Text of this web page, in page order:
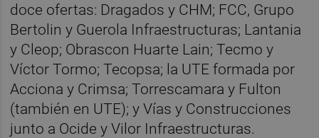
doce ofertas: Dragados y CHM; FCC, Grupo
Bertolin y Guerola Infraestructuras; Lantania
y Cleop; Obrascon Huarte Lain; Tecmo y
Víctor Tormo; Tecopsa; la UTE formada por
Acciona y Crimsa; Torrescamara y Fulton
(también en UTE); y Vías y Construcciones
junto a Ocide y Vilor Infraestructuras.